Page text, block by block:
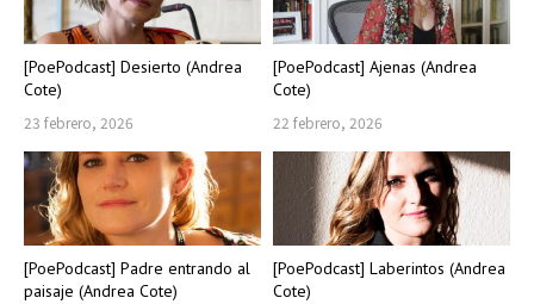
[PoePodcast] Desierto (Andrea
Cote)
23 febrero, 2026
[PoePodcast] Ajenas (Andrea
Cote)
22 febrero, 2026
[PoePodcast] Padre entrando al
paisaje (Andrea Cote)
[PoePodcast] Laberintos (Andrea
Cote)